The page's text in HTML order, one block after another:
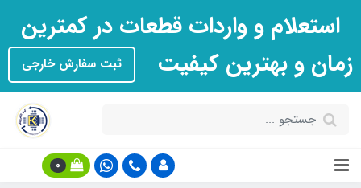
استعلام و واردات قطعات در کمترین
زمان و بهترین کیفیت
ثبت سفارش خارجی
0